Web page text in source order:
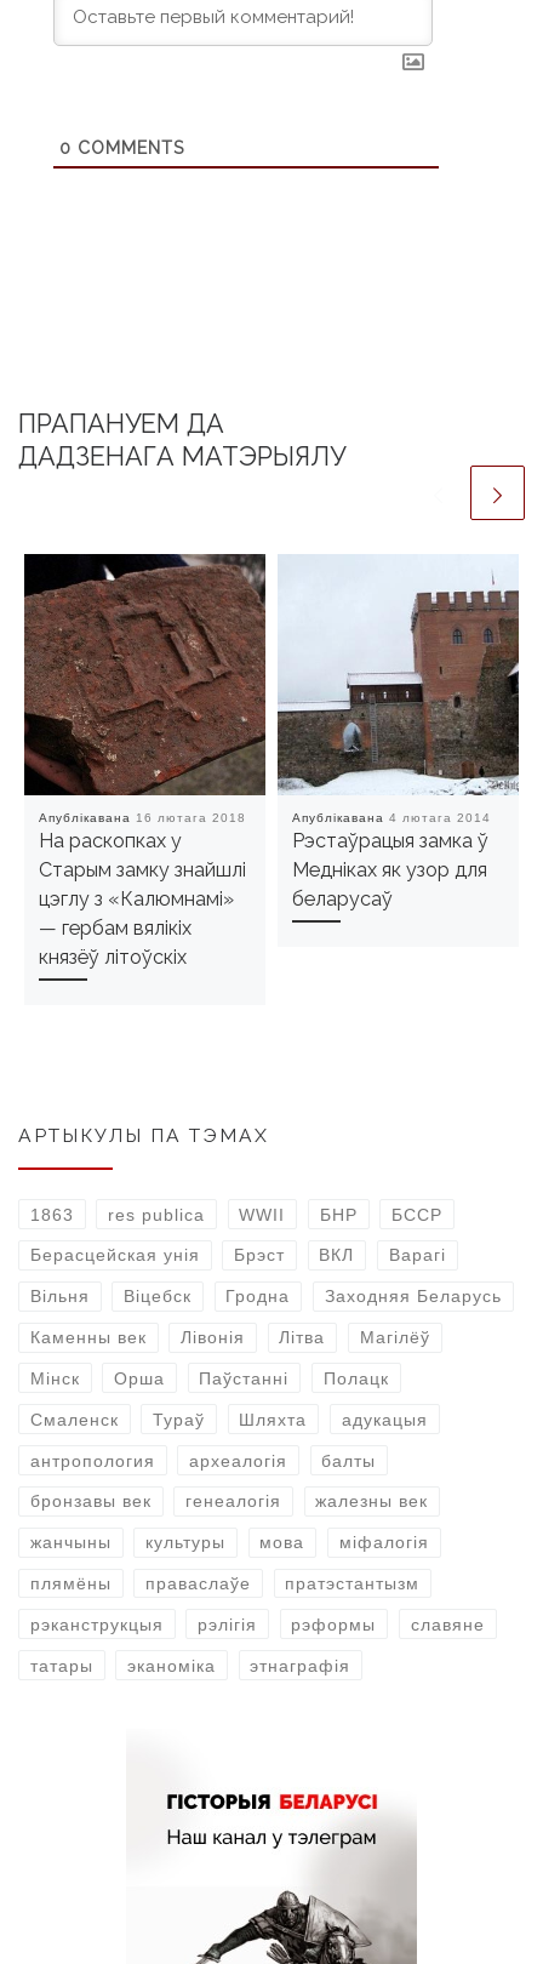
0 COMMENTS
ПРАПАНУЕМ ДА
ДАДЗЕНАГА МАТЭРЫЯЛУ
Апублікавана 16 лютага 2018
На раскопках у
Старым замку знайшлі
цэглу з «Калюмнамі»
— гербам вялікіх
князёў літоўскіх
Апублікавана 4 лютага 2014
Рэстаўрацыя замка ў
Медніках як узор для
беларусаў
АРТЫКУЛЫ ПА ТЭМАХ
1863 res publica WWII БНР БССР
Берасцейская унія Брэст ВКЛ Варагі
Вільня Віцебск Гродна Заходняя Беларусь
Каменны век Лівонія Літва Магілёў
Мінск Орша Паўстанні Полацк
Смаленск Тураў Шляхта адукацыя
антропология археалогія балты
бронзавы век генеалогія жалезны век
жанчыны культуры мова міфалогія
плямёны праваслаўе пратэстантызм
рэканструкцыя рэлігія рэформы славяне
татары эканоміка этнаграфія